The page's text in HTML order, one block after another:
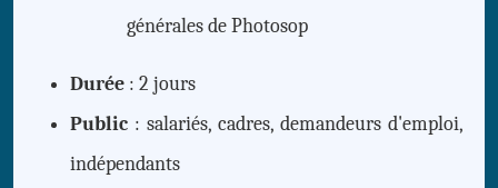
générales de Photosop
Durée: 2 jours
Public: salariés, cadres, demandeurs d'emploi,
indépendants